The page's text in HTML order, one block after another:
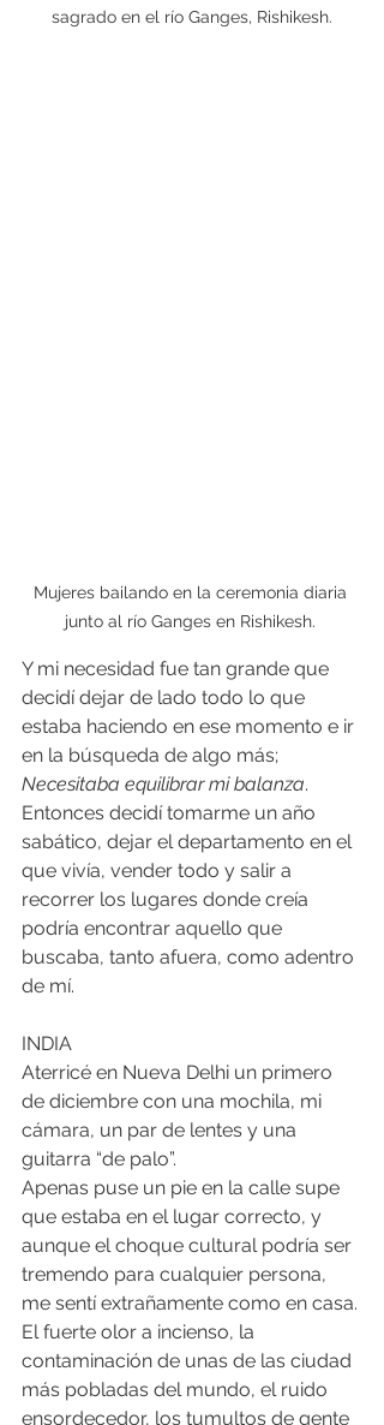
sagrado en el río Ganges, Rishikesh.
Mujeres bailando en la ceremonia diaria
junto al río Ganges en Rishikesh.
Y mi necesidad fue tan grande que
decidí dejar de lado todo lo que
estaba haciendo en ese momento e ir
en la búsqueda de algo más;
Necesitaba equilibrar mi balanza.
Entonces decidí tomarme un año
sabático, dejar el departamento en el
que vivía, vender todo y salir a
recorrer los lugares donde creía
podría encontrar aquello que
buscaba, tanto afuera, como adentro
de mí.
INDIA
Aterricé en Nueva Delhi un primero
de diciembre con una mochila, mi
cámara, un par de lentes y una
guitarra “de palo”.
Apenas puse un pie en la calle supe
que estaba en el lugar correcto, y
aunque el choque cultural podría ser
tremendo para cualquier persona,
me sentí extrañamente como en casa.
El fuerte olor a incienso, la
contaminación de unas de las ciudad
más pobladas del mundo, el ruido
ensordecedor, los tumultos de gente